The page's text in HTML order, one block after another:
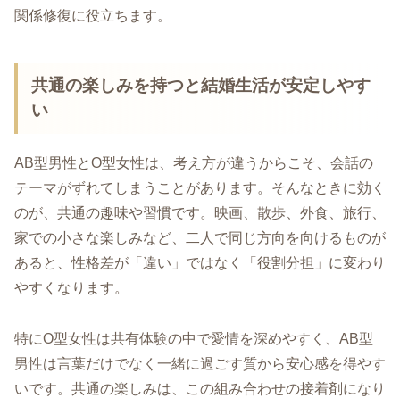
関係修復に役立ちます。
共通の楽しみを持つと結婚生活が安定しやす
い
AB型男性とO型女性は、考え方が違うからこそ、会話の
テーマがずれてしまうことがあります。そんなときに効く
のが、共通の趣味や習慣です。映画、散歩、外食、旅行、
家での小さな楽しみなど、二人で同じ方向を向けるものが
あると、性格差が「違い」ではなく「役割分担」に変わり
やすくなります。
特にO型女性は共有体験の中で愛情を深めやすく、AB型
男性は言葉だけでなく一緒に過ごす質から安心感を得やす
いです。共通の楽しみは、この組み合わせの接着剤になり